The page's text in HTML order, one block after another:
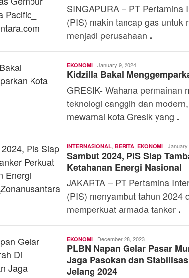
SINGAPURA – PT Pertamina
(PIS) makin tancap gas untuk
menjadi perusahaan .
EKONOMI Muh.
Ossy
January 9, 2024
Kidzilla Bakal
GRESIK- Wahana permainan
teknologi canggih dan
mewarnai kota Gresik yang .
INTERNASIONAL BERITA EKONOMI Andi
Mardana
January
Sambut 2024, PIS Siap
Ketahanan Energi Nasional
JAKARTA – PT Pertamina
(PIS) menyambut tahun 2024
memperkuat armada tanker .
EKONOMI
Kaba
December 28, 2023
PLBN Napan Gelar Pasar
Jaga Pasokan dan
Jelang 2024